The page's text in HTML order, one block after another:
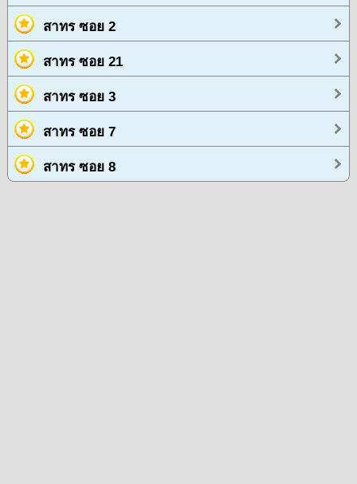
สาทร ซอย 2
สาทร ซอย 21
สาทร ซอย 3
สาทร ซอย 7
สาทร ซอย 8